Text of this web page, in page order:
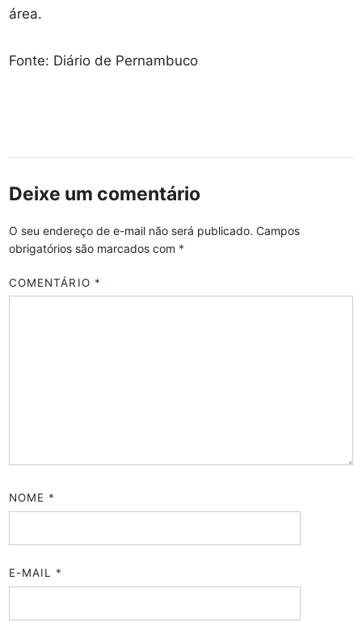
área.
Fonte: Diário de Pernambuco
Deixe um comentário
O seu endereço de e-mail não será publicado. Campos
obrigatórios são marcados com *
COMENTÁRIO *
NOME *
E-MAIL *